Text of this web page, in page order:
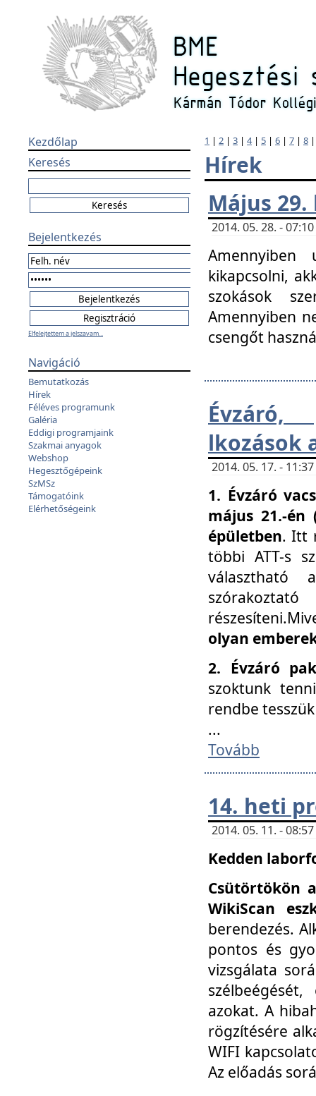
Kezdőlap
Keresés
Bejelentkezés
Elfelejtettem a jelszavam...
Navigáció
Bemutatkozás
Hírek
Féléves programunk
Galéria
Eddigi programjaink
Szakmai anyagok
Webshop
Hegesztőgépeink
SzMSz
Támogatóink
Elérhetőségeink
1 | 2 | 3 | 4| 5 | 6 | 7 | 8
Hírek
Május
2014. 05. 28. -
kikapcsolni,
szokások
Amennyiben
csengőt
Évzáró,
lkozások
2014. 05. 17. -
1. Évzáró
május 21.-én
épületben. Itt
többi ATT-s
választható
olyan
2. Évzáró
szoktunk
rendbe
...
Tovább
14. heti
2014. 05. 11. -
Kedden
Csütörtökön
WikiScan
berendezés.
pontos és
vizsgálata
azokat. A
rögzítésére
WIFI
Az előadás